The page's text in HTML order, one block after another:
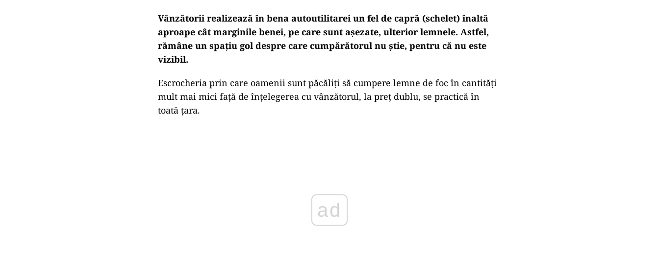
Vânzătorii realizează în bena autoutilitarei un fel de capră (schelet) înaltă
aproape cât marginile benei, pe care sunt așezate, ulterior lemnele. Astfel,
rămâne un spațiu gol despre care cumpărătorul nu știe, pentru că nu este
vizibil.
Escrocheria prin care oamenii sunt păcăliți să cumpere lemne de foc în cantități
mult mai mici față de înțelegerea cu vânzătorul, la preț dublu, se practică în
toată țara.